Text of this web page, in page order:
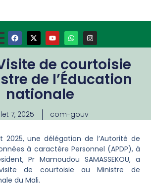
de courtoisie
de l’Éducation
nationale
7, 2025 com-gouv
2025, une délégation de l’Autorité de
à caractère Personnel (APDP), à
Pr Mamoudou SAMASSEKOU, a
de courtoisie au Ministre de
du Mali.